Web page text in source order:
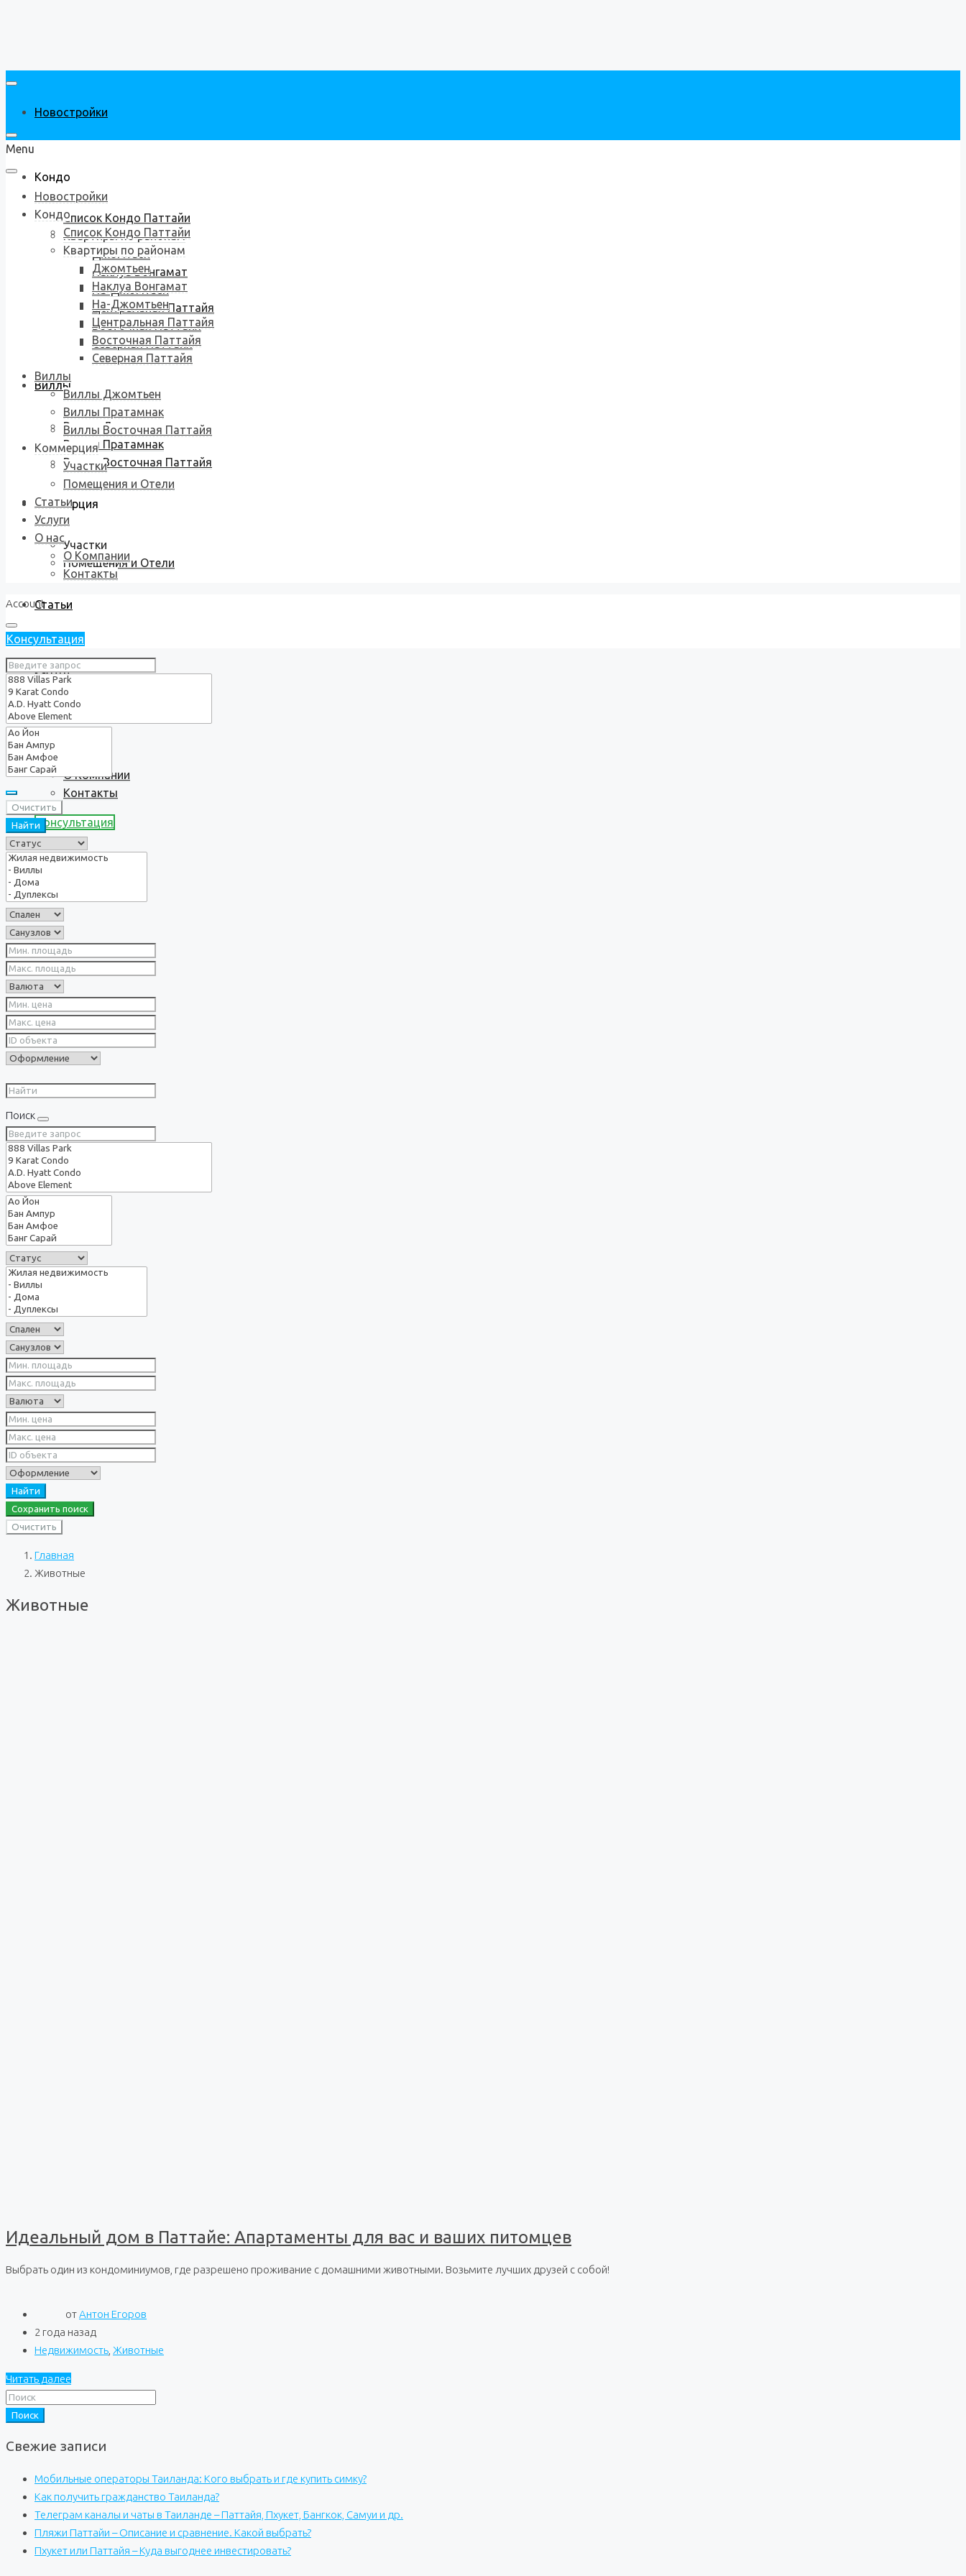
Новостройки
Кондо
Список Кондо Паттайи
Квартиры по районам
Джомтьен
Наклуа Вонгамат
На-Джомтьен
Центральная Паттайя
Восточная Паттайя
Северная Паттайя
Виллы
Виллы Джомтьен
Виллы Пратамнак
Виллы Восточная Паттайя
Коммерция
Участки
Помещения и Отели
Статьи
Услуги
О нас
О Компании
Контакты
Консультация
Menu
Новостройки
Кондо
Список Кондо Паттайи
Квартиры по районам
Джомтьен
Наклуа Вонгамат
На-Джомтьен
Центральная Паттайя
Восточная Паттайя
Северная Паттайя
Виллы
Виллы Джомтьен
Виллы Пратамнак
Виллы Восточная Паттайя
Коммерция
Участки
Помещения и Отели
Статьи
Услуги
О нас
О Компании
Контакты
Account
Консультация
Очистить
Найти
Поиск
Найти
Сохранить поиск
Очистить
Главная
Животные
Животные
Идеальный дом в Паттайе: Апартаменты для вас и ваших питомцев
Выбрать один из кондоминиумов, где разрешено проживание с домашними животными. Возьмите лучших друзей с собой!
отАнтон Егоров
2 года назад
Недвижимость Животные
Читать далее
Поиск
Свежие записи
Мобильные операторы Таиланда: Кого выбрать и где купить симку?
Как получить гражданство Таиланда?
Телеграм каналы и чаты в Таиланде – Паттайя, Пхукет, Бангкок, Самуи и др.
Пляжи Паттайи – Описание и сравнение. Какой выбрать?
Пхукет или Паттайя – Куда выгоднее инвестировать?